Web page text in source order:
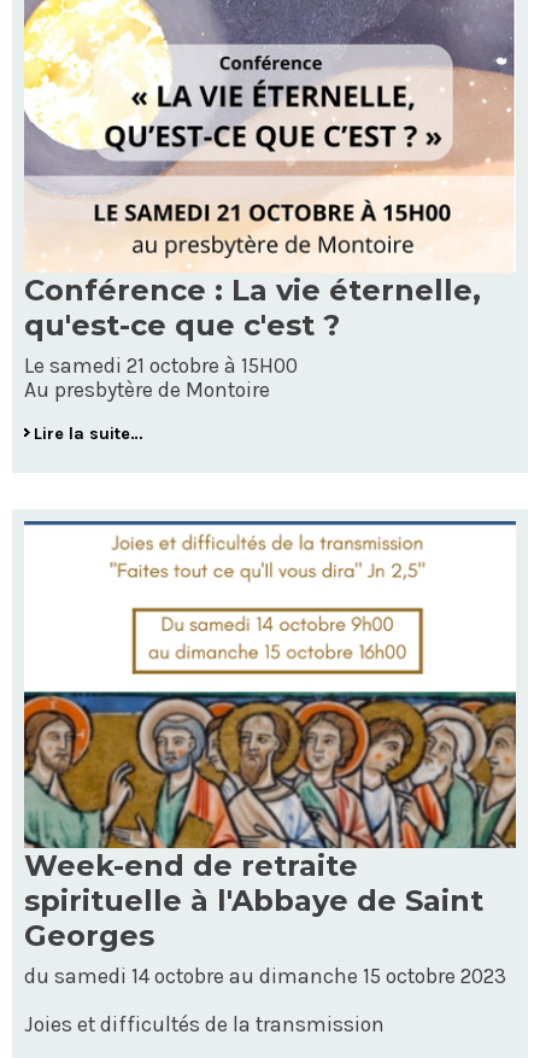
Conférence : La vie éternelle,
qu'est-ce que c'est ?
Le samedi 21 octobre à 15H00
Au presbytère de Montoire
Lire la suite…
Week-end de retraite
spirituelle à l'Abbaye de Saint
Georges
du samedi 14 octobre au dimanche 15 octobre 2023
Joies et difficultés de la transmission